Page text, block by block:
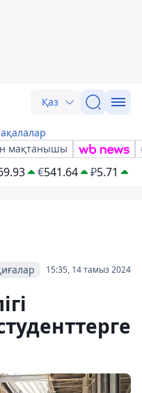
Қаз
мақтанышы
€541.64 ₽5.71
15:35, 14 тамыз 2024